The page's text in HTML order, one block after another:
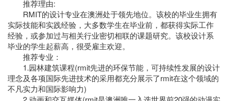
推荐理由:
RMIT的设计专业在澳洲处于领先地位。该校的毕业生拥有
实际技能和实践经验，大多数学生在毕业前，都获得实际工作
经验，或参加过与相关行业密切相联的课题研究。该校设计系
毕业的学生起薪高，很受雇主欢迎。
推荐专业：
1.园林建筑课程(rmit先进的环保节能，可持续性发展的设计
理念及各项国际先进技术的采用都充分展示了rmit在这个领域的
不凡实力和国际影响力)